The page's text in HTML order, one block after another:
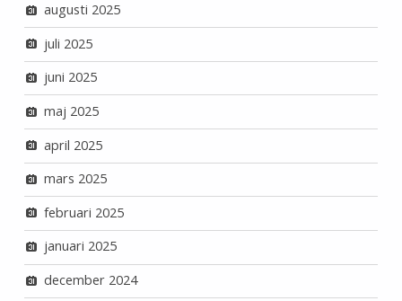
augusti 2025
juli 2025
juni 2025
maj 2025
april 2025
mars 2025
februari 2025
januari 2025
december 2024